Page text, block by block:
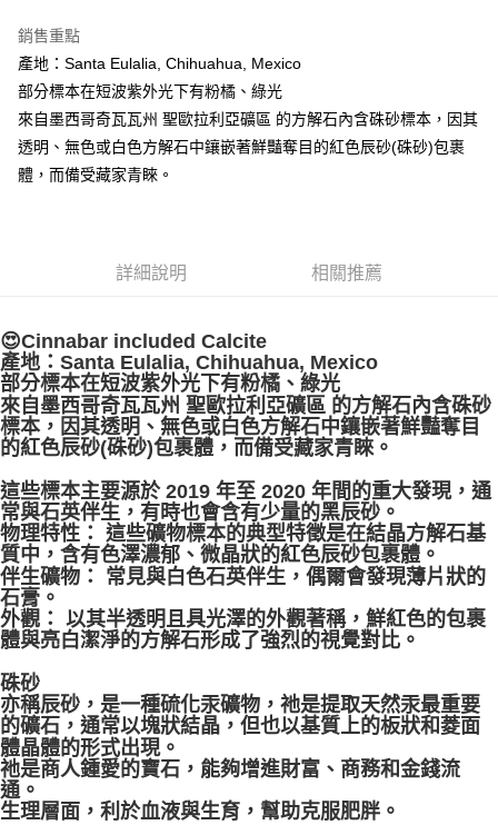
每筆NT$80，滿NT$3,000(含以上)免運費
付款後門市自取
免運費
銷售重點
產地：Santa Eulalia, Chihuahua, Mexico
部分標本在短波紫外光下有粉橘、綠光
來自墨西哥奇瓦瓦州 聖歐拉利亞礦區 的方解石內含硃砂標本，因其
透明、無色或白色方解石中鑲嵌著鮮豔奪目的紅色辰砂(硃砂)包裹
體，而備受藏家青睞。
詳細說明 相關推薦
😍Cinnabar included Calcite
產地：Santa Eulalia, Chihuahua, Mexico
部分標本在短波紫外光下有粉橘、綠光
來自墨西哥奇瓦瓦州 聖歐拉利亞礦區 的方解石內含硃砂
標本，因其透明、無色或白色方解石中鑲嵌著鮮豔奪目
的紅色辰砂(硃砂)包裹體，而備受藏家青睞。
這些標本主要源於 2019 年至 2020 年間的重大發現，通
常與石英伴生，有時也會含有少量的黑辰砂。
物理特性： 這些礦物標本的典型特徵是在結晶方解石基
質中，含有色澤濃郁、微晶狀的紅色辰砂包裹體。
伴生礦物： 常見與白色石英伴生，偶爾會發現薄片狀的
石膏。
外觀： 以其半透明且具光澤的外觀著稱，鮮紅色的包裹
體與亮白潔淨的方解石形成了強烈的視覺對比。
硃砂
亦稱辰砂，是一種硫化汞礦物，祂是提取天然汞最重要
的礦石，通常以塊狀結晶，但也以基質上的板狀和菱面
體晶體的形式出現。
祂是商人鍾愛的寶石，能夠增進財富、商務和金錢流
通。
生理層面，利於血液與生育，幫助克服肥胖。